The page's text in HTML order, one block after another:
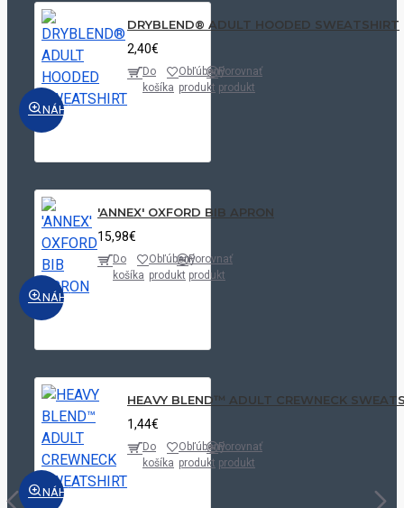
NÁHĽAD
DRYBLEND® ADULT HOODED SWEATSHIRT
2,40€
Do
košíka
Obľúbený
produkt
Porovnať
produkt
NÁHĽAD
'ANNEX' OXFORD BIB APRON
15,98€
Do
košíka
Obľúbený
produkt
Porovnať
produkt
NÁHĽAD
HEAVY BLEND™ ADULT CREWNECK
1,44€
Do
košíka
Obľúbený
produkt
Porovnať
produkt